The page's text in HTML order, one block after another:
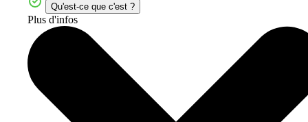
Qu'est-ce que c'est ?
Plus d'infos